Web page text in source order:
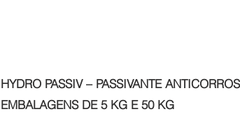
HYDRO PASSIV – PASSIVANTE
EMBALAGENS DE 5 KG E 50 KG